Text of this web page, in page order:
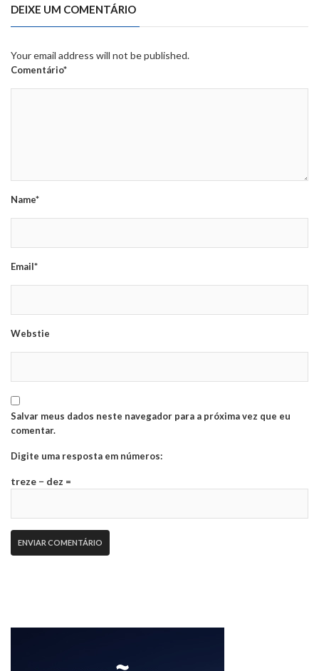
DEIXE UM COMENTÁRIO
Your email address will not be published.
Comentário*
Name*
Email*
Webstie
Salvar meus dados neste navegador para a próxima vez que eu
comentar.
Digite uma resposta em números:
treze − dez =